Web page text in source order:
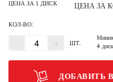
ЦЕНА ЗА 1 ДИСК ЦЕНА ЗА
КОЛ-ВО:
- + ШТ.
4
ДОБАВИТЬ